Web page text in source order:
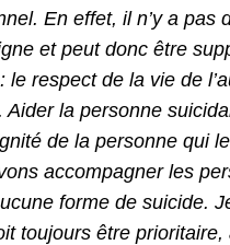
En effet, il n’y a pas
et peut donc être
respect de la vie de
la personne
de la personne qui
accompagner les
forme de suicide.
toujours être